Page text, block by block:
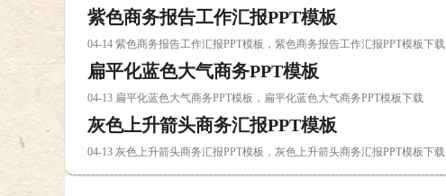
紫色商务报告工作汇报PPT模板
04-14 紫色商务报告工作汇报PPT模板，紫色商务报告工作汇报PPT模板下载
扁平化蓝色大气商务PPT模板
04-13 扁平化蓝色大气商务PPT模板，扁平化蓝色大气商务PPT模板下载
灰色上升箭头商务汇报PPT模板
04-13 灰色上升箭头商务汇报PPT模板，灰色上升箭头商务汇报PPT模板下载